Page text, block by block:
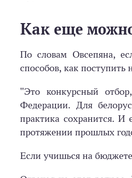
Как еще
По словам Овсепяна,
способов, как поступить
"Это конкурсный
Федерации. Для
практика сохранится. И
протяжении прошлых
Если учишься на